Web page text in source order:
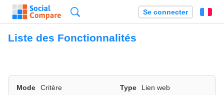
Se connecter
Liste des Fonctionnalités
Mode Critère Type
Lien web